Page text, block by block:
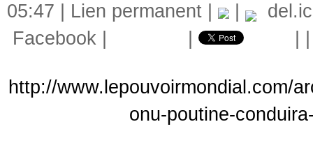
05:47 | Lien permanent
Facebook
http://www.lepouvoirmondial.com/
onu-poutine-